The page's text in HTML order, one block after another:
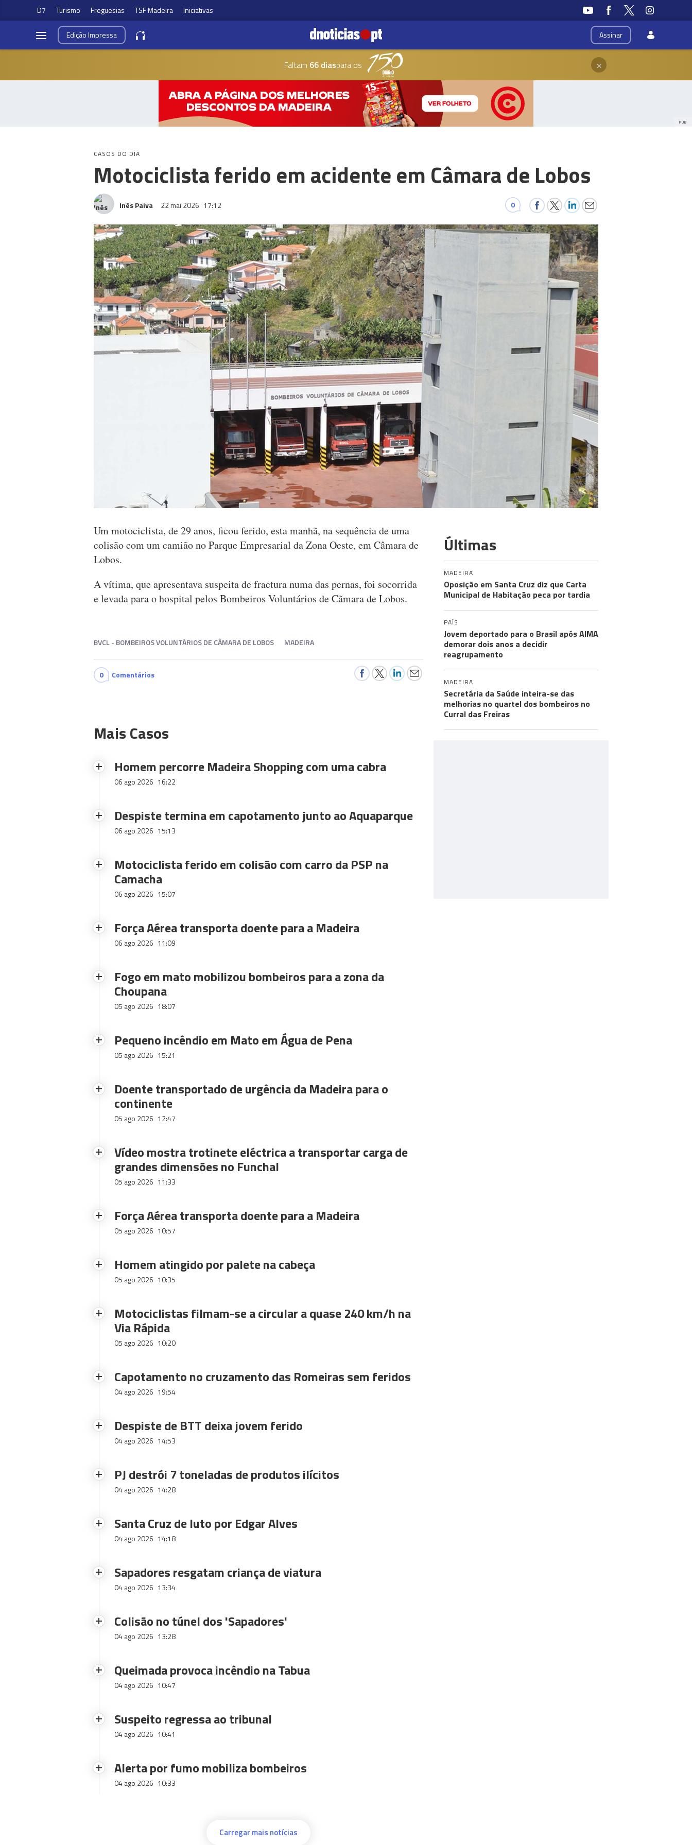
D7 Turismo Freguesias TSF Madeira Iniciativas
Assinar
EdiçãoImpressa
Faltam 66 diaspara os ×
PUB
CASOS DO DIA
Motociclista ferido em acidente em Câmara de Lobos
Inês Paiva 22 mai 2026 17:12 0
Um motociclista, de 29 anos, ficou ferido, esta manhã, na sequência de uma
colisão com um camião no Parque Empresarial da Zona Oeste, em Câmara de
Lobos.
A vítima, que apresentava suspeita de fractura numa das pernas, foi socorrida
e levada para o hospital pelos Bombeiros Voluntários de Cãmara de Lobos.
BVCL - BOMBEIROS VOLUNTÁRIOS DE CÂMARA DE LOBOS MADEIRA
0 Comentários
Mais Casos
Homem percorre Madeira Shopping com uma cabra
06 ago 2026 16:22
Despiste termina em capotamento junto ao Aquaparque
06 ago 2026 15:13
Motociclista ferido em colisão com carro da PSP na
Camacha
06 ago 2026 15:07
Força Aérea transporta doente para a Madeira
06 ago 2026 11:09
Fogo em mato mobilizou bombeiros para a zona da
Choupana
05 ago 2026 18:07
Pequeno incêndio em Mato em Água de Pena
05 ago 2026 15:21
Doente transportado de urgência da Madeira para o
continente
05 ago 2026 12:47
Vídeo mostra trotinete eléctrica a transportar carga de
grandes dimensões no Funchal
05 ago 2026 11:33
Força Aérea transporta doente para a Madeira
05 ago 2026 10:57
Homem atingido por palete na cabeça
05 ago 2026 10:35
Motociclistas filmam-se a circular a quase 240 km/h na
Via Rápida
05 ago 2026 10:20
Capotamento no cruzamento das Romeiras sem feridos
04 ago 2026 19:54
Despiste de BTT deixa jovem ferido
04 ago 2026 14:53
PJ destrói 7 toneladas de produtos ilícitos
04 ago 2026 14:28
Santa Cruz de luto por Edgar Alves
04 ago 2026 14:18
Sapadores resgatam criança de viatura
04 ago 2026 13:34
Colisão no túnel dos 'Sapadores'
04 ago 2026 13:28
Queimada provoca incêndio na Tabua
04 ago 2026 10:47
Suspeito regressa ao tribunal
04 ago 2026 10:41
Alerta por fumo mobiliza bombeiros
04 ago 2026 10:33
Carregar mais notícias
Últimas
MADEIRA
Oposição em Santa Cruz diz que Carta
Municipal de Habitação peca por tardia
PAÍS
Jovem deportado para o Brasil após AIMA
demorar dois anos a decidir
reagrupamento
MADEIRA
Secretária da Saúde inteira-se das
melhorias no quartel dos bombeiros no
Curral das Freiras